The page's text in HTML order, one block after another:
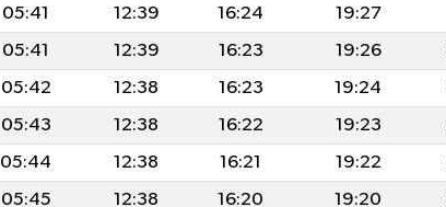
05:41 12:39 16:24 19:27
05:41 12:39 16:23 19:26
05:42 12:38 16:23 19:24
05:43 12:38 16:22 19:23
05:44 12:38 16:21 19:22
05:45 12:38 16:20 19:20